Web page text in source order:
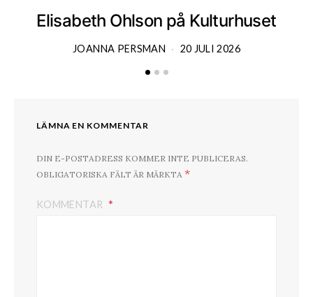
Elisabeth Ohlson på Kulturhuset
JOANNA PERSMAN 20 JULI 2026
LÄMNA EN KOMMENTAR
DIN E-POSTADRESS KOMMER INTE PUBLICERAS.
OBLIGATORISKA FÄLT ÄR MÄRKTA *
KOMMENTAR